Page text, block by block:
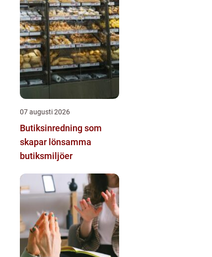
07 augusti 2026
Butiksinredning som
skapar lönsamma
butiksmiljöer